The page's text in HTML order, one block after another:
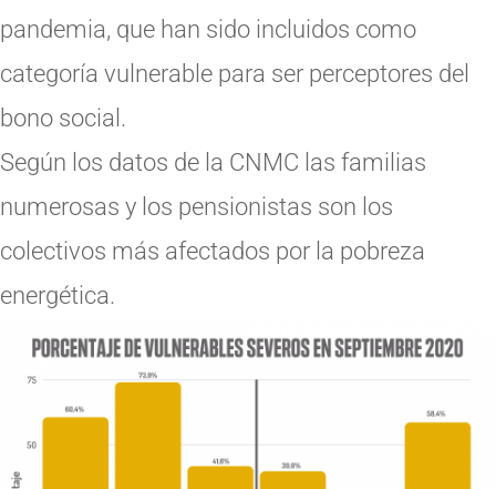
pandemia, que han sido incluidos como
categoría vulnerable para ser perceptores del
bono social.
Según los datos de la CNMC las familias
numerosas y los pensionistas son los
colectivos más afectados por la pobreza
energética.